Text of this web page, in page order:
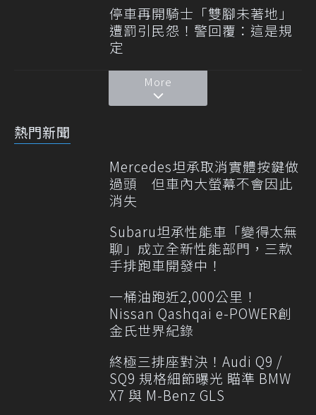
停車再開騎士「雙腳未著地」
遭罰引民怨！警回覆：這是規
定
More
熱門新聞
Mercedes坦承取消實體按鍵做
過頭 但車內大螢幕不會因此
消失
Subaru坦承性能車「變得太無
聊」成立全新性能部門，三款
手排跑車開發中！
一桶油跑近2,000公里！
Nissan Qashqai e-POWER創
金氏世界紀錄
終極三排座對決！Audi Q9 /
SQ9 規格細節曝光 瞄準 BMW
X7 與 M-Benz GLS